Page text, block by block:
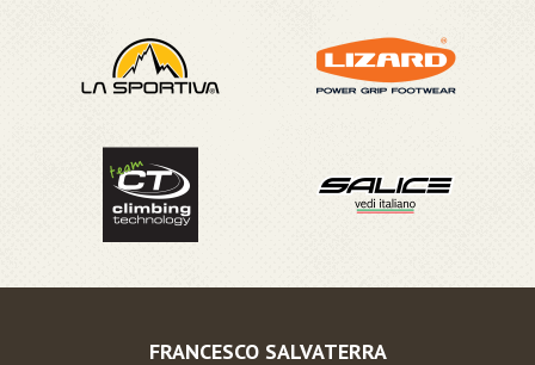
FRANCESCO SALVATERRA